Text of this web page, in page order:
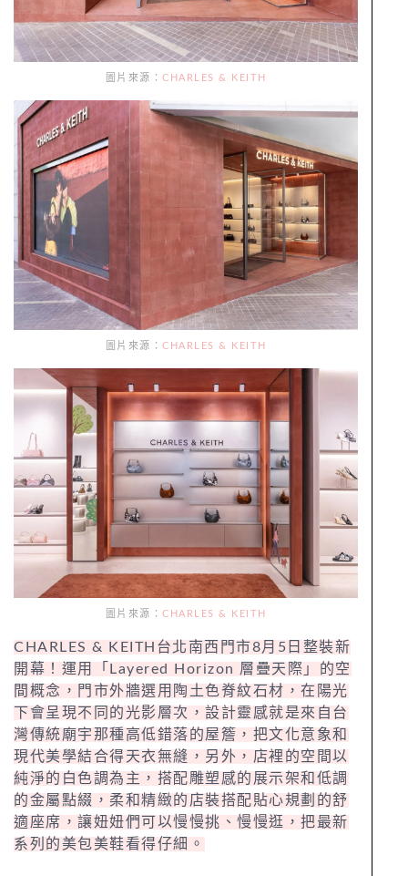
圖片來源： CHARLES & KEITH
圖片來源： CHARLES & KEITH
圖片來源： CHARLES & KEITH
CHARLES & KEITH台北南西門市8月5日整裝新
開幕！運用「Layered Horizon 層疊天際」的空
間概念，門市外牆選用陶土色脊紋石材，在陽光
下會呈現不同的光影層次，設計靈感就是來自台
灣傳統廟宇那種高低錯落的屋簷，把文化意象和
現代美學結合得天衣無縫，另外，店裡的空間以
純淨的白色調為主，搭配雕塑感的展示架和低調
的金屬點綴，柔和精緻的店裝搭配貼心規劃的舒
適座席，讓妞妞們可以慢慢挑、慢慢逛，把最新
系列的美包美鞋看得仔細。